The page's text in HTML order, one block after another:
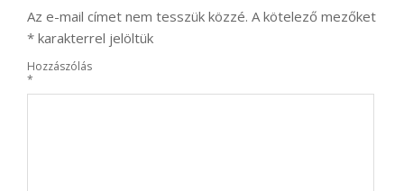
Az e-mail címet nem tesszük közzé. A kötelező mezőket
* karakterrel jelöltük
Hozzászólás
*